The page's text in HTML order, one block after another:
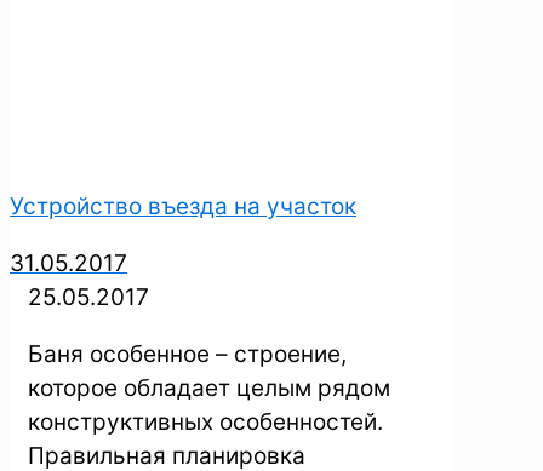
Устройство въезда на участок
31.05.2017
25.05.2017
Баня особенное – строение,
которое обладает целым рядом
конструктивных особенностей.
Правильная планировка